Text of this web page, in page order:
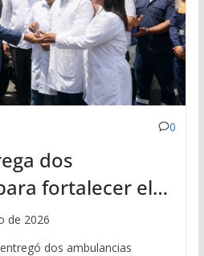
0
dos
fortalecer el
en Sánchez
de 2026
dos ambulancias